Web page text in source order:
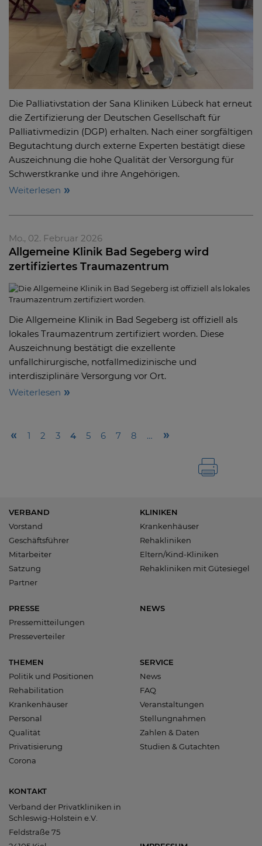
Die Palliativstation der Sana Kliniken Lübeck hat erneut
die Zertifizierung der Deutschen Gesellschaft für
Palliativmedizin (DGP) erhalten. Nach einer sorgfältigen
Begutachtung durch externe Experten bestätigt diese
Auszeichnung die hohe Qualität der Versorgung für
Schwerstkranke und ihre Angehörigen.
Weiterlesen
Mo., 02. Februar 2026
Allgemeine Klinik Bad Segeberg wird
zertifiziertes Traumazentrum
Die Allgemeine Klinik in Bad Segeberg ist offiziell als
lokales Traumazentrum zertifiziert worden. Diese
Auszeichnung bestätigt die exzellente
unfallchirurgische, notfallmedizinische und
interdisziplinäre Versorgung vor Ort.
Weiterlesen
1 2 3 4 5 6 7 8 …
VERBAND
Vorstand
Geschäftsführer
Mitarbeiter
Satzung
Partner
KLINIKEN
Krankenhäuser
Rehakliniken
Eltern/Kind-Kliniken
Rehakliniken mit Gütesiegel
PRESSE
Pressemitteilungen
Presseverteiler
NEWS
THEMEN
Politik und Positionen
Rehabilitation
Krankenhäuser
Personal
Qualität
Privatisierung
Corona
SERVICE
News
FAQ
Veranstaltungen
Stellungnahmen
Zahlen & Daten
Studien & Gutachten
KONTAKT
Verband der Privatkliniken in
Schleswig-Holstein e.V.
Feldstraße 75